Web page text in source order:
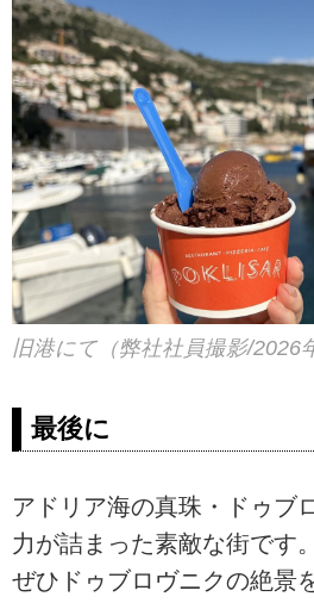
旧港にて（弊社社員撮影/2026
最後に
アドリア海の真珠・ドゥブ
力が詰まった素敵な街です。
ぜひドゥブロヴニクの絶景